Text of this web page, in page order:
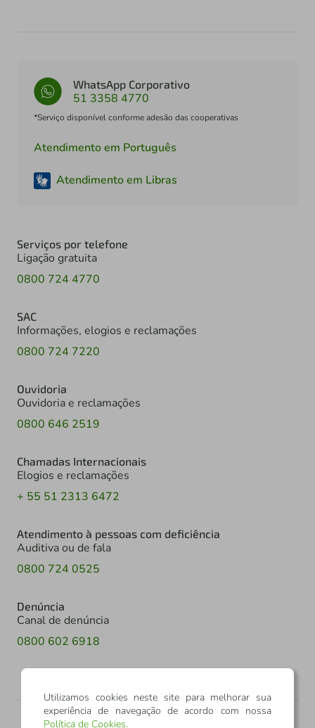
WhatsApp Corporativo
51 3358 4770
*Serviço disponível conforme adesão das cooperativas
Atendimento em Português
Atendimento em Libras
Serviços por telefone
Ligação gratuita
0800 724 4770
SAC
Informações, elogios e reclamações
0800 724 7220
Ouvidoria
Ouvidoria e reclamações
0800 646 2519
Chamadas Internacionais
Elogios e reclamações
+ 55 51 2313 6472
Atendimento à pessoas com deficiência
Auditiva ou de fala
0800 724 0525
Denúncia
Canal de denúncia
0800 602 6918
Utilizamos cookies neste site para melhorar sua
experiência de navegação de acordo com nossa
Política de Cookies.